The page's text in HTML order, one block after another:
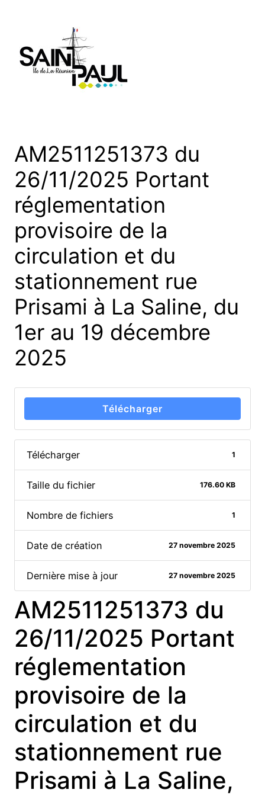
AM2511251373 du
26/11/2025 Portant
réglementation
provisoire de la
circulation et du
stationnement rue
Prisami à La Saline, du
1er au 19 décembre
2025
Télécharger
Télécharger 1
Taille du fichier 176.60 KB
Nombre de fichiers 1
Date de création 27 novembre 2025
Dernière mise à jour 27 novembre 2025
AM2511251373 du
26/11/2025 Portant
réglementation
provisoire de la
circulation et du
stationnement rue
Prisami à La Saline,